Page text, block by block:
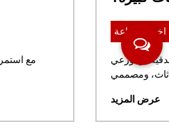
بالنسبة لمجموعات المطاعم العالمية،